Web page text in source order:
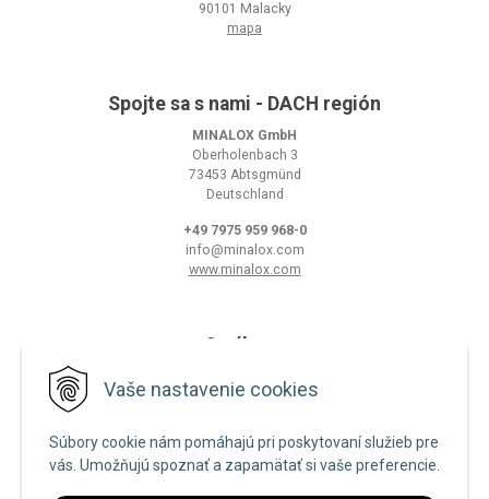
Vaše nastavenie cookies
Súbory cookie nám pomáhajú pri poskytovaní služieb pre
vás. Umožňujú spoznať a zapamätať si vaše preferencie.
90101 Malacky
mapa
Spojte sa s nami - DACH región
MINALOX GmbH
Oberholenbach 3
73453 Abtsgmünd
Deutschland
+49 7975 959 968-0
info@minalox.com
www.minalox.com
O nákupe
Zásady používania cookies